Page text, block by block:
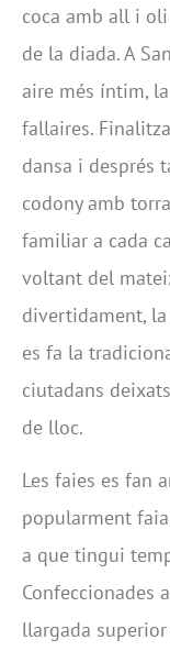
coca amb all i
de la diada. A
aire més íntim,
fallaires.
dansa i després
codony amb
familiar a cada
voltant del
divertidament,
es fa la
ciutadans
de lloc.
Les faies es fan
popularment
a que tingui
Confeccionades
llargada